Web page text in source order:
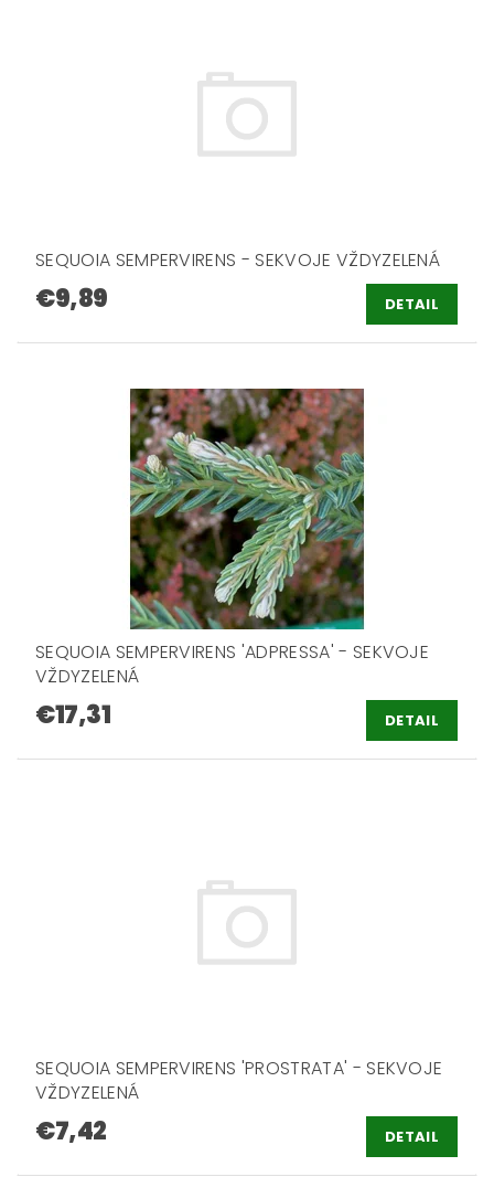
SEQUOIA SEMPERVIRENS - SEKVOJE VŽDYZELENÁ
€9,89 DETAIL
SEQUOIA SEMPERVIRENS 'ADPRESSA' - SEKVOJE
VŽDYZELENÁ
€17,31 DETAIL
SEQUOIA SEMPERVIRENS 'PROSTRATA' - SEKVOJE
VŽDYZELENÁ
€7,42 DETAIL